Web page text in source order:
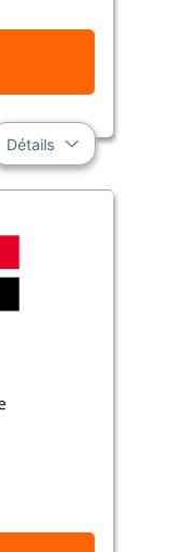
Détails